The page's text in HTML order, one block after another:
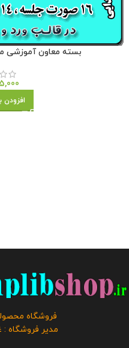
بسته معاون آموزشی مدارس
افزودن
فروشگاه
مدیر فروشگاه :